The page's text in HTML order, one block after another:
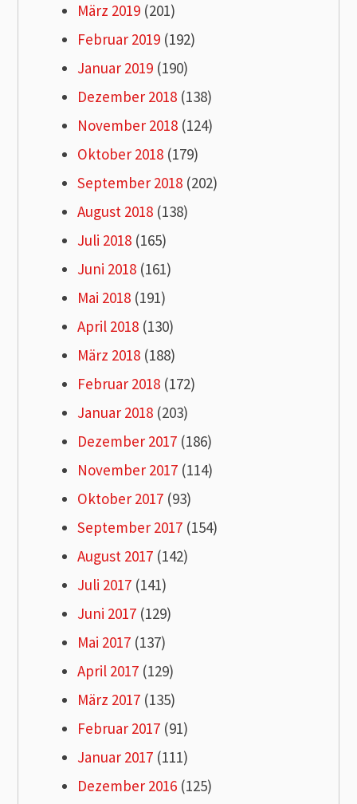
März 2019 (201)
Februar 2019 (192)
Januar 2019 (190)
Dezember 2018 (138)
November 2018 (124)
Oktober 2018 (179)
September 2018 (202)
August 2018 (138)
Juli 2018 (165)
Juni 2018 (161)
Mai 2018 (191)
April 2018 (130)
März 2018 (188)
Februar 2018 (172)
Januar 2018 (203)
Dezember 2017 (186)
November 2017 (114)
Oktober 2017 (93)
September 2017 (154)
August 2017 (142)
Juli 2017 (141)
Juni 2017 (129)
Mai 2017 (137)
April 2017 (129)
März 2017 (135)
Februar 2017 (91)
Januar 2017 (111)
Dezember 2016 (125)